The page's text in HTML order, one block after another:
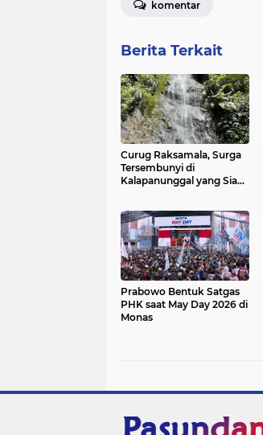
komentar
Berita Terkait
Curug Raksamala, Surga
Tersembunyi di
Kalapanunggal yang Siap
Sukabumi
Prabowo Bentuk Satgas
PHK saat May Day 2026 di
Monas